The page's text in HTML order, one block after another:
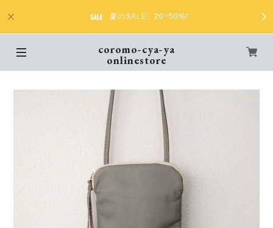
夏のSALE、20~50%!
coromo-cya-ya
onlinestore